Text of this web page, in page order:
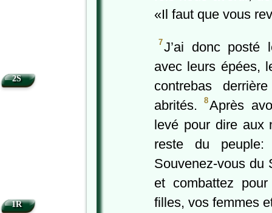
«Il faut que vous
7J’ai donc posté
avec leurs épées,
contrebas
abrités.8Après
levé pour dire aux
reste du peuple:
Souvenez-vous du
et combattez
filles, vos femmes
2S
1R